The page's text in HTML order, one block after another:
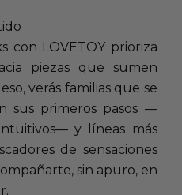
con LOVETOY prioriza
piezas que sumen
verás familias que se
sus primeros pasos —
y líneas más
de sensaciones
sin apuro, en